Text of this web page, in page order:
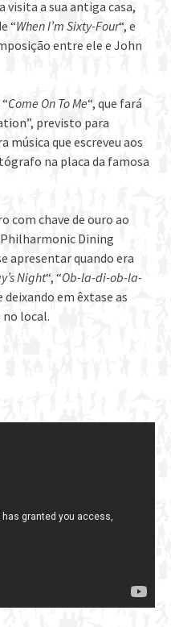
a sua antiga casa,
“When I’m Sixty-Four“, e
entre ele e John
Come On To Me“, que fará
previsto para
que escreveu aos
na placa da famosa
com chave de ouro ao
Dining
apresentar quando era
Night“, “Ob-la-di-ob-la-
deixando em êxtase as
no local.